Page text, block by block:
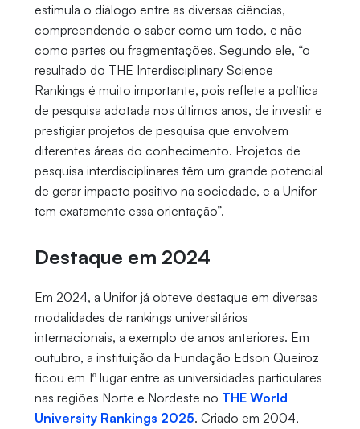
estimula o diálogo entre as diversas ciências,
compreendendo o saber como um todo, e não
como partes ou fragmentações. Segundo ele, “o
resultado do THE Interdisciplinary Science
Rankings é muito importante, pois reflete a política
de pesquisa adotada nos últimos anos, de investir e
prestigiar projetos de pesquisa que envolvem
diferentes áreas do conhecimento. Projetos de
pesquisa interdisciplinares têm um grande potencial
de gerar impacto positivo na sociedade, e a Unifor
tem exatamente essa orientação”.
Destaque em 2024
Em 2024, a Unifor já obteve destaque em diversas
modalidades de rankings universitários
internacionais, a exemplo de anos anteriores. Em
outubro, a instituição da Fundação Edson Queiroz
ficou em 1º lugar entre as universidades particulares
nas regiões Norte e Nordeste no THE World
University Rankings 2025. Criado em 2004,